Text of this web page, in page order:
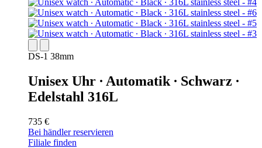
DS-1 38mm
Unisex Uhr ∙ Automatik ∙ Schwarz ∙
Edelstahl 316L
735 €
Bei händler reservieren
Filiale finden